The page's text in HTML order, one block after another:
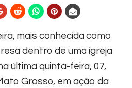
mais conhecida como
dentro de uma igreja
última quinta-feira, 07,
Grosso, em ação da